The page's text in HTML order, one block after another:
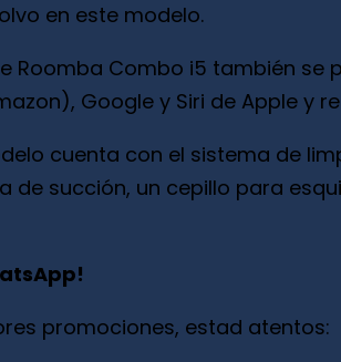
en este modelo.
Roomba Combo i5 también
Google y Siri de Apple y
cuenta con el sistema de
succión, un cepillo para
promociones, estad atentos: